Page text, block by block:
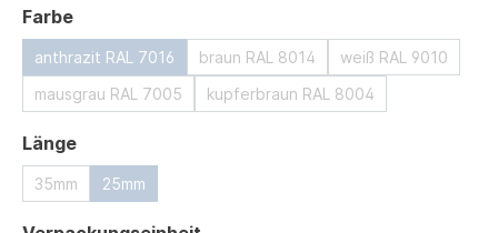
Farbeauswählen
anthrazit RAL 7016 braun RAL 8014
weiß RAL 9010
mausgrau RAL 7005
kupferbraun RAL 8004
Längeauswählen
35mm 25mm